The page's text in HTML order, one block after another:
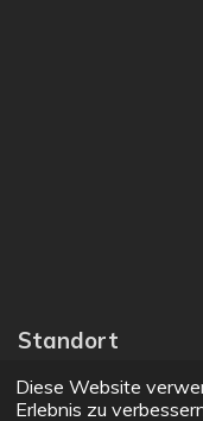
Diese Website
Erlebnis zu
Standort
MS Videoart